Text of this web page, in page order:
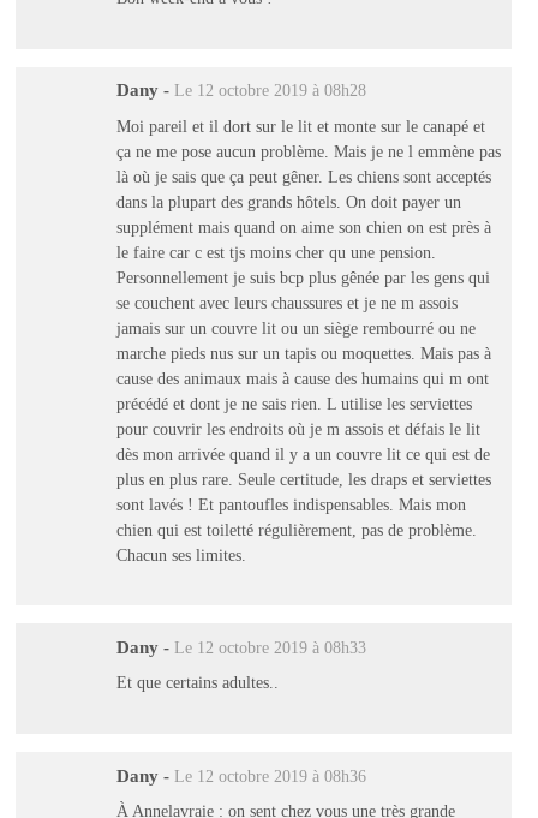
Dany - Le 12 octobre 2019 à 08h28
Moi pareil et il dort sur le lit et monte sur le canapé et
ça ne me pose aucun problème. Mais je ne l emmène pas
là où je sais que ça peut gêner. Les chiens sont acceptés
dans la plupart des grands hôtels. On doit payer un
supplément mais quand on aime son chien on est près à
le faire car c est tjs moins cher qu une pension.
Personnellement je suis bcp plus gênée par les gens qui
se couchent avec leurs chaussures et je ne m assois
jamais sur un couvre lit ou un siège rembourré ou ne
marche pieds nus sur un tapis ou moquettes. Mais pas à
cause des animaux mais à cause des humains qui m ont
précédé et dont je ne sais rien. L utilise les serviettes
pour couvrir les endroits où je m assois et défais le lit
dès mon arrivée quand il y a un couvre lit ce qui est de
plus en plus rare. Seule certitude, les draps et serviettes
sont lavés ! Et pantoufles indispensables. Mais mon
chien qui est toiletté régulièrement, pas de problème.
Chacun ses limites.
Dany - Le 12 octobre 2019 à 08h33
Et que certains adultes..
Dany - Le 12 octobre 2019 à 08h36
À Annelavraie : on sent chez vous une très grande